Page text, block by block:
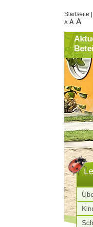
Startseite